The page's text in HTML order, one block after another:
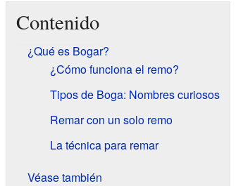
Contenido
¿Qué es Bogar?
¿Cómo funciona el remo?
Tipos de Boga: Nombres curiosos
Remar con un solo remo
La técnica para remar
Véase también